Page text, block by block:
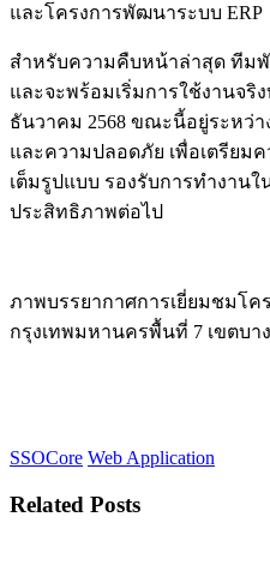
และโครงการพัฒนาระบบ ERP
สำหรับความคืบหน้าล่าสุด ทีม
และจะพร้อมเริ่มการใช้งานจริ
ธันวาคม 2568 ขณะนี้อยู่ระหว่
และความปลอดภัย เพื่อเตรียม
เต็มรูปแบบ รองรับการทำงาน
ประสิทธิภาพต่อไป
ภาพบรรยากาศการเยี่ยมชม​โค
กรุงเทพมหานครพื้นที่ 7 เขตบา
SSOCore Web Application
Related Posts